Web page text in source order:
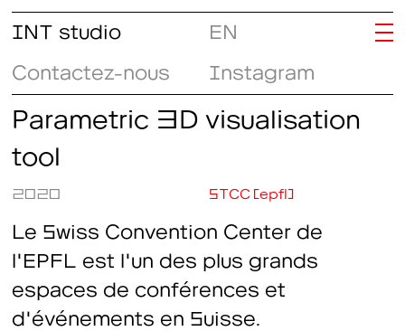
INT studio
Contactez-nous
Instagram
EN
Parametric 3D visualisation
tool
2020 STCC (epfl)
Le Swiss Convention Center de
l'EPFL est l'un des plus grands
espaces de conférences et
d'événements en Suisse.